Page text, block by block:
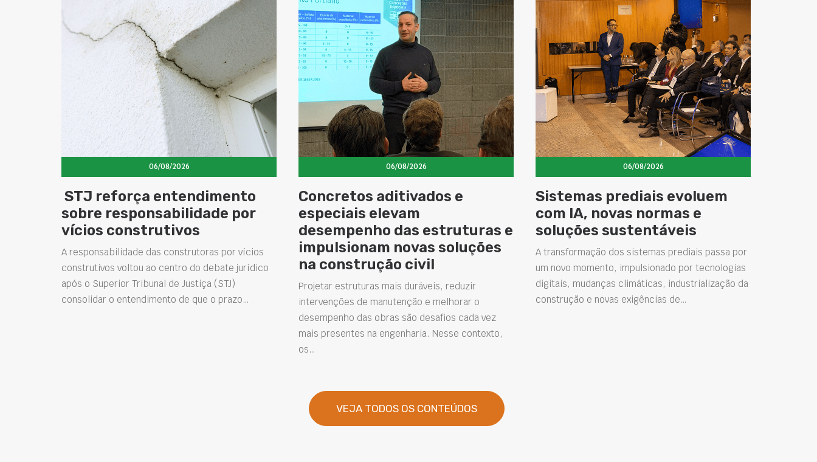
06/08/2026
STJ reforça entendimento
sobre responsabilidade por
vícios construtivos
A responsabilidade das construtoras por vícios
construtivos voltou ao centro do debate jurídico
após o Superior Tribunal de Justiça (STJ)
consolidar o entendimento de que o prazo…
06/08/2026
Concretos aditivados e
especiais elevam
desempenho das estruturas e
impulsionam novas soluções
na construção civil
Projetar estruturas mais duráveis, reduzir
intervenções de manutenção e melhorar o
desempenho das obras são desafios cada vez
mais presentes na engenharia. Nesse contexto,
os…
06/08/2026
Sistemas prediais evoluem
com IA, novas normas e
soluções sustentáveis
A transformação dos sistemas prediais passa por
um novo momento, impulsionado por tecnologias
digitais, mudanças climáticas, industrialização da
construção e novas exigências de…
VEJA TODOS OS CONTEÚDOS